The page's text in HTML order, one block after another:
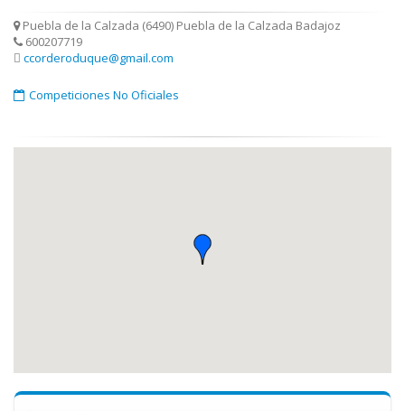
Puebla de la Calzada (6490) Puebla de la Calzada Badajoz
600207719
ccorderoduque@gmail.com
Competiciones No Oficiales